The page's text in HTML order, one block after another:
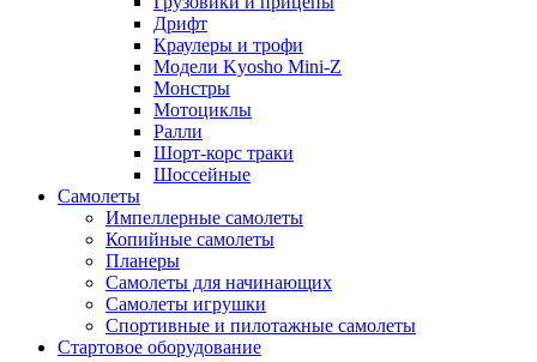
Дрифт
Краулеры и трофи
Модели Kyosho Mini-Z
Монстры
Мотоциклы
Ралли
Шорт-корс траки
Шоссейные
Самолеты
Импеллерные самолеты
Копийные самолеты
Планеры
Самолеты для начинающих
Самолеты игрушки
Спортивные и пилотажные самолеты
Стартовое оборудование